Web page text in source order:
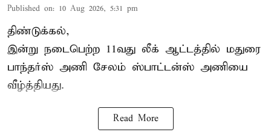
Published on: 10 Aug 2026, 5:31 pm
திண்டுக்கல்,
இன்று நடைபெற்ற 11வது லீக் ஆட்டத்தில் மதுரை
பாந்தர்ஸ் அணி சேலம் ஸ்பாட்டன்ஸ் அணியை
வீழ்த்தியது.
Read More